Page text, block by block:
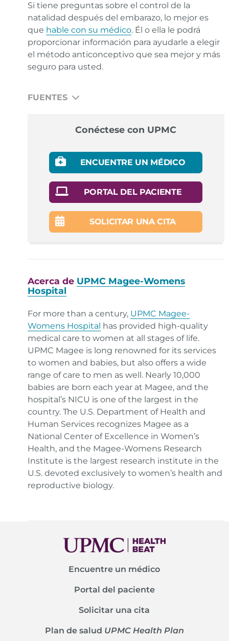
Si tiene preguntas sobre el control de la
natalidad después del embarazo, lo mejor es
que hable con su médico. Él o ella le podrá
proporcionar información para ayudarle a elegir
el método anticonceptivo que sea mejor y más
seguro para usted.
FUENTES
Gynecologists. Postpartum Birth Control.
March of Dimes. How Long Should You Wait Before
Getting Pregnant Again?Enlace
StatPearls [Internet] Natural Family Planning.
Conéctese con UPMC
ENCUENTRE UN MÉDICO
PORTAL DEL PACIENTE
SOLICITAR UNA CITA
Acerca de UPMC Magee-Womens
Hospital
For more than a century, UPMC Magee-
Womens Hospital has provided high-quality
medical care to women at all stages of life.
UPMC Magee is long renowned for its services
to women and babies, but also offers a wide
range of care to men as well. Nearly 10,000
babies are born each year at Magee, and the
hospital’s NICU is one of the largest in the
country. The U.S. Department of Health and
Human Services recognizes Magee as a
National Center of Excellence in Women’s
Health, and the Magee-Womens Research
Institute is the largest research institute in the
U.S. devoted exclusively to women’s health and
reproductive biology.
Encuentre un médico
Portal del paciente
Solicitar una cita
Plan de salud UPMC Health Plan